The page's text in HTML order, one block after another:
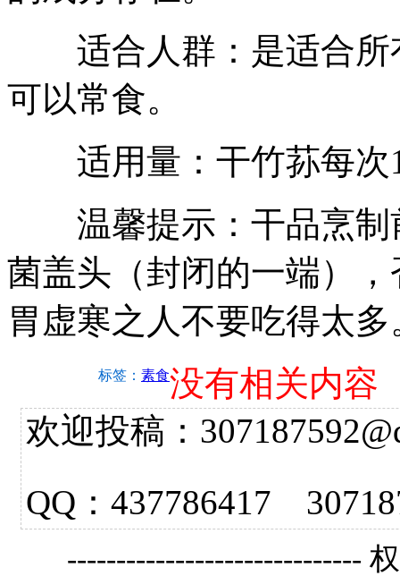
适合人群：是适合所
可以常食。
适用量：干竹荪每次
温馨提示：干品烹制
菌盖头（封闭的一端）
胃虚寒之人不要吃得太多
标签： 素食没有相关内容
欢迎投稿：
QQ：437786417
------------------------------